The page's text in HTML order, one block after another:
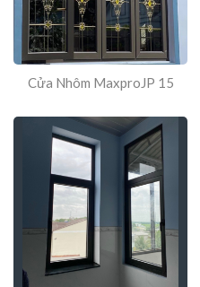
Cửa Nhôm MaxproJP 15